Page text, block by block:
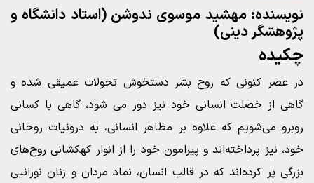
نویسنده: مهشید موسوی ندوشن (استاد دانشگاه و
پژوهشگر دینی)
چکیده
در عصر کنونی که روح بشر دستخوش تحولات عمیقی شده و
گاهی از خصلت انسانی خود نیز دور می شود، گاهی با کسانی
روبرو می‌شویم که علاوه بر مظاهر انسانی، به درونیات روحانی
خود، نیز پرداخته‌اند و پیرامون خود را از انوار کهکشانی روح‌های
بزرگی پر کرده‌اند که در قالب انسان، نماد مردان و زنان نورانیی